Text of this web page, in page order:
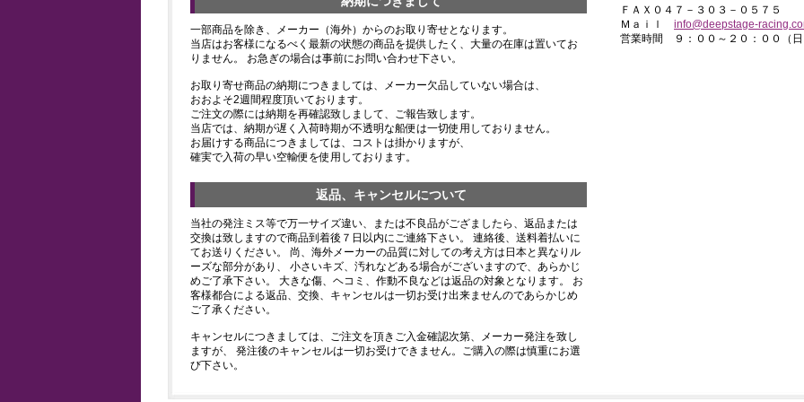
一部商品を除き、メーカー（海外）からのお取り寄せとなります。
当店はお客様になるべく最新の状態の商品を提供したく、大量の在庫は置いてお
りません。 お急ぎの場合は事前にお問い合わせ下さい。
お取り寄せ商品の納期につきましては、メーカー欠品していない場合は、
おおよそ2週間程度頂いております。
ご注文の際には納期を再確認致しまして、ご報告致します。
当店では、納期が遅く入荷時期が不透明な船便は一切使用しておりません。
お届けする商品につきましては、コストは掛かりますが、
確実で入荷の早い空輸便を使用しております。
返品、キャンセルについて
当社の発注ミス等で万一サイズ違い、または不良品がござましたら、返品または
交換は致しますので商品到着後７日以内にご連絡下さい。 連絡後、送料着払いに
てお送りください。 尚、海外メーカーの品質に対しての考え方は日本と異なりル
ーズな部分があり、 小さいキズ、汚れなどある場合がございますので、あらかじ
めご了承下さい。 大きな傷、ヘコミ、作動不良などは返品の対象となります。 お
客様都合による返品、交換、キャンセルは一切お受け出来ませんのであらかじめ
ご了承ください。
キャンセルにつきましては、ご注文を頂きご入金確認次第、メーカー発注を致し
ますが、 発注後のキャンセルは一切お受けできません。ご購入の際は慎重にお選
び下さい。
ＦＡＸ０４７－３０３－０５７５
Ｍａｉｌ info@deepstage-
営業時間 ９：００～２０：００（日